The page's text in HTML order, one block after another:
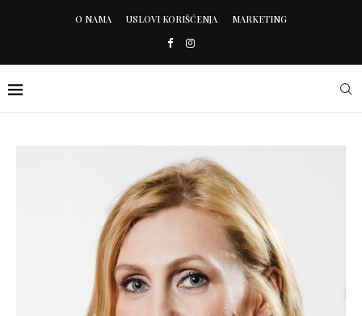
O NAMA USLOVI KORIŠĆENJA MARKETING